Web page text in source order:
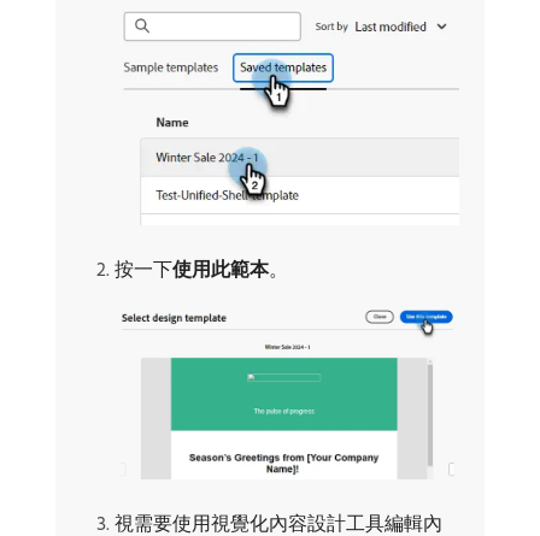
按一下​使用此範本。
視需要使用視覺化內容設計工具編輯內